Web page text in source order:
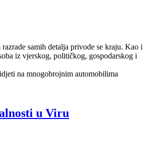
samih detalja privode se kraju. Kao i
iz vjerskog, političkog, gospodarskog i
na mnogobrojnim automobilima
u Viru